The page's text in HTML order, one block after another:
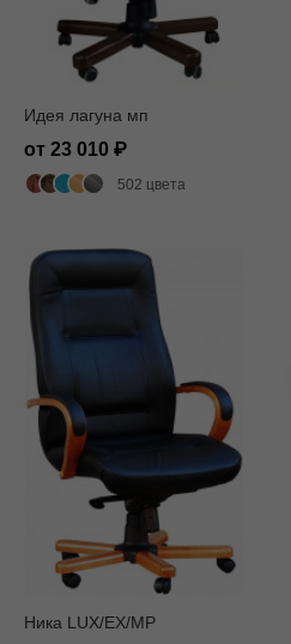
Идея лагуна мп
от 23 010
502 цвета
Ника LUX/EX/MP